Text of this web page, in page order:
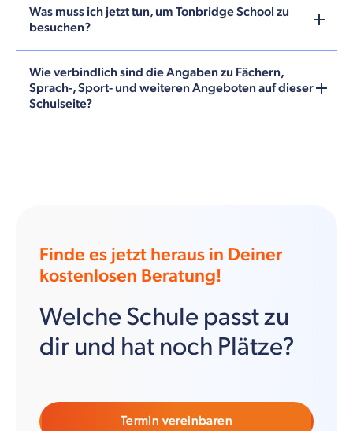
Was muss ich jetzt tun, um Tonbridge School zu
besuchen?
Wie verbindlich sind die Angaben zu Fächern,
Sprach-, Sport- und weiteren Angeboten auf dieser
Schulseite?
Finde es jetzt heraus in Deiner
kostenlosen Beratung!
Welche Schule passt zu
dir und hat noch Plätze?
Termin vereinbaren